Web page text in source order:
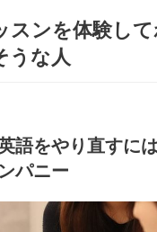
スンを体験して
うな人
語をやり直すに
パニー